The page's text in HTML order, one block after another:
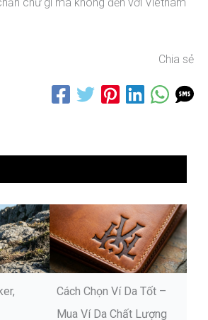
chừ gì mà không đến với Vietnam
Chia sẻ
Cách Chọn Ví Da Tốt –
Mua Ví Da Chất Lượng